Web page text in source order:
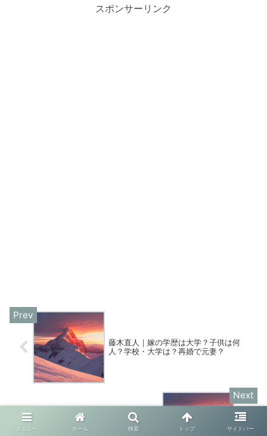
スポンサーリンク
藤木直人｜嫁の学歴は大学？子供は何
人？学校・大学は？再婚で元妻？
増田彩乃wiki｜彼氏は今日好き？学歴(出
身高校・大学)や実家の母親・父親は？
メニュー ホーム 検索 トップ サイドバー